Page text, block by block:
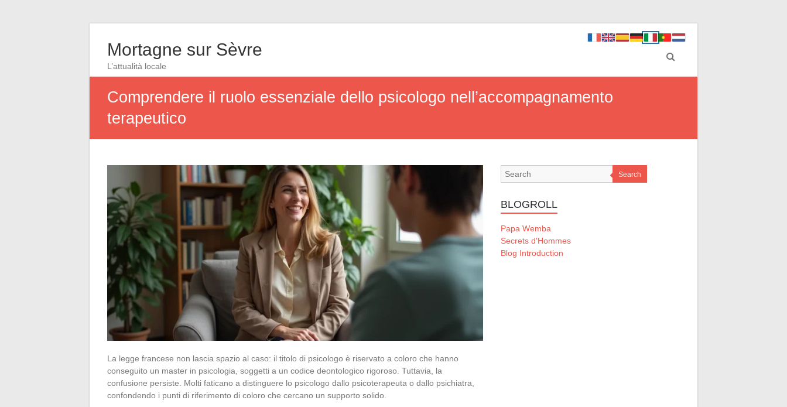
Mortagne sur Sèvre
L’attualità locale
Comprendere il ruolo essenziale dello psicologo nell’accompagnamento
terapeutico
La legge francese non lascia spazio al caso: il titolo di psicologo è riservato a coloro che hanno
conseguito un master in psicologia, soggetti a un codice deontologico rigoroso. Tuttavia, la
confusione persiste. Molti faticano a distinguere lo psicologo dallo psicoterapeuta o dallo psichiatra,
confondendo i punti di riferimento di coloro che cercano un supporto solido.
Search
BLOGROLL
Papa Wemba
Secrets d'Hommes
Blog Introduction